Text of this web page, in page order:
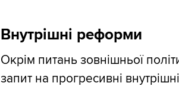
Внутрішні реформи
Окрім питань зовнішньої
запит на прогресивні